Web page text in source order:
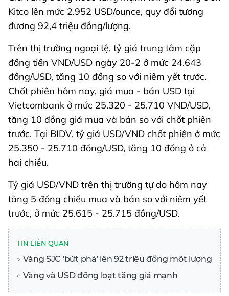
Kitco lên mức 2.952 USD/ounce, quy đổi tương
đương 92,4 triệu đồng/lượng.
Trên thị trường ngoại tệ, tỷ giá trung tâm cặp
đồng tiền VND/USD ngày 20-2 ở mức 24.643
đồng/USD, tăng 10 đồng so với niêm yết trước.
Chốt phiên hôm nay, giá mua - bán USD tại
Vietcombank ở mức 25.320 - 25.710 VND/USD,
tăng 10 đồng giá mua và bán so với chốt phiên
trước. Tại BIDV, tỷ giá USD/VND chốt phiên ở mức
25.350 - 25.710 đồng/USD, tăng 10 đồng ở cả
hai chiều.
Tỷ giá USD/VND trên thị trường tự do hôm nay
tăng 5 đồng chiều mua và bán so với niêm yết
trước, ở mức 25.615 - 25.715 đồng/USD.
TIN LIÊN QUAN
Vàng SJC 'bứt phá' lên 92 triệu đồng một lượng
Vàng và USD đồng loạt tăng giá mạnh